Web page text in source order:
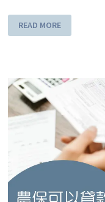
READ MORE